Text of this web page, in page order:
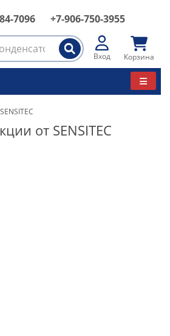
7096 +7-906-750-3955
Вход Корзина
SENSITEC
от SENSITEC